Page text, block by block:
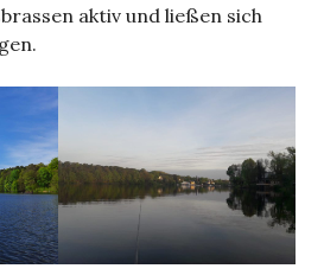
aktiv und ließen sich